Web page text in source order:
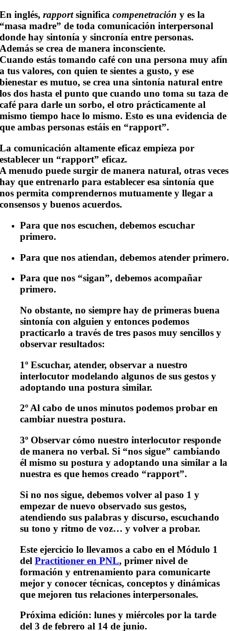
En inglés,rapportsignificacompenetración y es la
“masa madre” de toda comunicación interpersonal
donde hay sintonía y sincronía entre personas.
Además se crea de manera inconsciente.
Cuando estás tomando café con una persona muy afín
a tus valores, con quien te sientes a gusto, y ese
bienestar es mutuo, se crea una sintonía natural entre
los dos hasta el punto que cuando uno toma su taza de
café para darle un sorbo, el otro prácticamente al
mismo tiempo hace lo mismo. Esto es una evidencia de
que ambas personas estáis en “rapport”.
La comunicación altamente eficaz empieza por
establecer un “rapport” eficaz.
A menudo puede surgir de manera natural, otras veces
hay que entrenarlo para establecer esa sintonía que
nos permita comprendernos mutuamente y llegar a
consensos y buenos acuerdos.
Para que nos escuchen, debemos escuchar
primero.
Para que nos atiendan, debemos atender primero.
Para que nos “sigan”, debemos acompañar
primero.
No obstante, no siempre hay de primeras buena
sintonía con alguien y entonces podemos
practicarlo a través de tres pasos muy sencillos y
observar resultados:
1º Escuchar, atender, observar a nuestro
interlocutor modelando algunos de sus gestos y
adoptando una postura similar.
2ºAl cabo de unos minutos podemos probar en
cambiar nuestra postura.
3º Observar cómo nuestro interlocutor responde
de manera no verbal. Si “nos sigue” cambiando
él mismo su postura y adoptando una similar a la
nuestra es que hemos creado “rapport”.
Si no nos sigue, debemos volver al paso 1 y
empezar de nuevo observado sus gestos,
atendiendo sus palabras y discurso, escuchando
su tono y ritmo de voz… y volver a probar.
Este ejercicio lo llevamos a cabo en el Módulo 1
delPractitioner en PNL, primer nivel de
formación y entrenamiento para comunicarte
mejor y conocer técnicas, conceptos y dinámicas
que mejoren tus relaciones interpersonales.
Próxima edición: lunes y miércoles por la tarde
del 3 de febrero al 14 de junio.